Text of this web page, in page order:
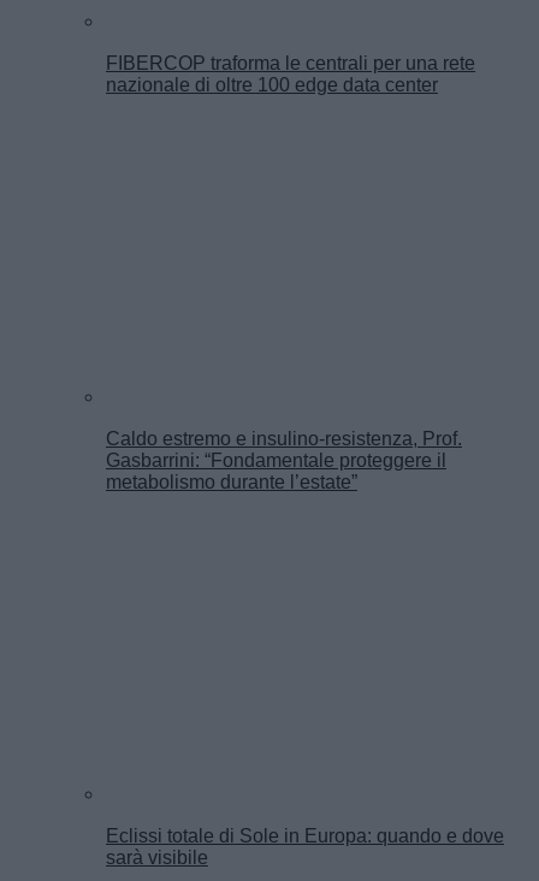
FIBERCOP traforma le centrali per una rete
nazionale di oltre 100 edge data center
Caldo estremo e insulino-resistenza, Prof.
Gasbarrini: “Fondamentale proteggere il
metabolismo durante l’estate”
Eclissi totale di Sole in Europa: quando e dove
sarà visibile